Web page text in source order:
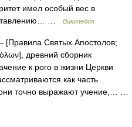
имел особый вес в
…
Википедия
[Правила Святых Апостолов;
древний сборник
к рого в жизни Церкви
как часть
точно выражают учение,… …